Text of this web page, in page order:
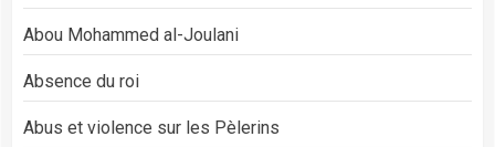
Abou Mohammed al-Joulani
Absence du roi
Abus et violence sur les Pèlerins